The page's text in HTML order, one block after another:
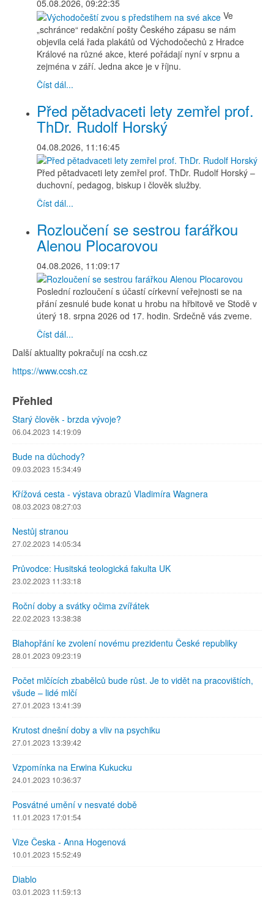
05.08.2026, 09:22:35
Ve
„schránce“ redakční pošty Českého zápasu se nám
objevila celá řada plakátů od Východočechů z Hradce
Králové na různé akce, které pořádají nyní v srpnu a
zejména v září. Jedna akce je v říjnu.
Číst dál...
Před pětadvaceti lety zemřel prof.
ThDr. Rudolf Horský
04.08.2026, 11:16:45
Před pětadvaceti lety zemřel prof. ThDr. Rudolf Horský –
duchovní, pedagog, biskup i člověk služby.
Číst dál...
Rozloučení se sestrou farářkou
Alenou Plocarovou
04.08.2026, 11:09:17
Poslední rozloučení s účastí církevní veřejnosti se na
přání zesnulé bude konat u hrobu na hřbitově ve Stodě v
úterý 18. srpna 2026 od 17. hodin. Srdečně vás zveme.
Číst dál...
Další aktuality pokračují na ccsh.cz
https://www.ccsh.cz
Přehled
Starý člověk - brzda vývoje?
06.04.2023 14:19:09
Bude na důchody?
09.03.2023 15:34:49
Křížová cesta - výstava obrazů Vladimíra Wagnera
08.03.2023 08:27:03
Nestůj stranou
27.02.2023 14:05:34
Průvodce: Husitská teologická fakulta UK
23.02.2023 11:33:18
Roční doby a svátky očima zvířátek
22.02.2023 13:38:38
Blahopřání ke zvolení novému prezidentu České republiky
28.01.2023 09:23:19
Počet mlčících zbabělců bude růst. Je to vidět na pracovištích,
všude – lidé mlčí
27.01.2023 13:41:39
Krutost dnešní doby a vliv na psychiku
27.01.2023 13:39:42
Vzpomínka na Erwina Kukucku
24.01.2023 10:36:37
Posvátné umění v nesvaté době
11.01.2023 17:01:54
Vize Česka - Anna Hogenová
10.01.2023 15:52:49
Diablo
03.01.2023 11:59:13